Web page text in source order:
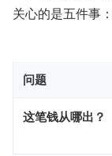
关心的是五件事：
问题
这笔钱从哪出？